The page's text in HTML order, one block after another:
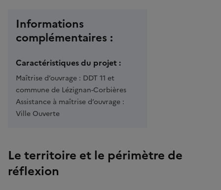
Informations
complémentaires :
Caractéristiques du projet :
Maîtrise d’ouvrage : DDT 11 et
commune de Lézignan-Corbières
Assistance à maîtrise d’ouvrage :
Ville Ouverte
Le territoire et le périmètre de
réflexion